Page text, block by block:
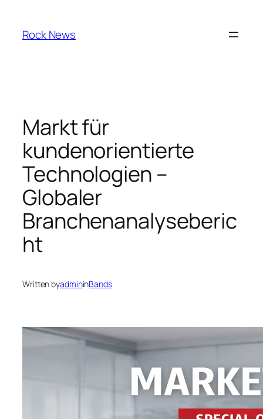
content
Rock News
Markt für
kundenorientierte
Technologien –
Globaler
Branchenanalyseberic
ht
Written byadmininBands